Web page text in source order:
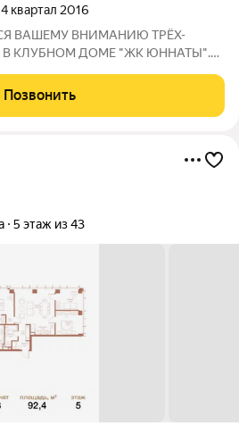
4 квартал 2016
ВАШЕМУ ВНИМАНИЮ ТРЁХ-
В КЛУБНОМ ДОМЕ "ЖК ЮННАТЫ".
в Савёловском районе Москвы.
для тех, кто ценит
Позвонить
5 этаж из 43